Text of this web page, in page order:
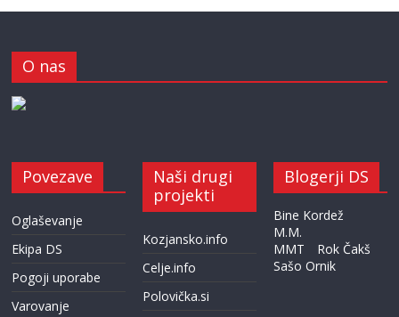
O nas
Povezave
Oglaševanje
Ekipa DS
Pogoji uporabe
Varovanje
Naši drugi
projekti
Kozjansko.info
Celje.info
Polovička.si
Blogerji DS
Bine Kordež
M.M.
MMT
Rok Čakš
Sašo Ornik